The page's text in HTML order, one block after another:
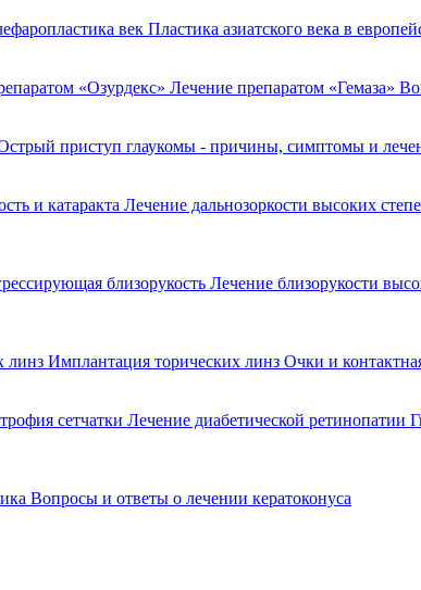
век Пластика азиатского века в
«Озурдекс» Лечение препаратом «Гемаза»
приступ глаукомы - причины, симптомы и
и катаракта Лечение дальнозоркости высоких
близорукость Лечение близорукости
линз Имплантация торических линз Очки и
сетчатки Лечение диабетической ретинопатии
Вопросы и ответы о лечении кератоконуса